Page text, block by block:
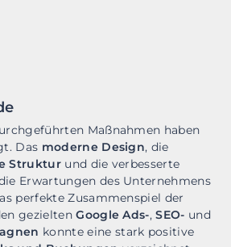
Maßnahmen haben
Das moderne Design, die
Strukturund die verbesserte
Erwartungen des Unternehmens
perfekte Zusammenspiel der
gezieltenGoogle Ads-,SEO- und
konnte eine stark positive